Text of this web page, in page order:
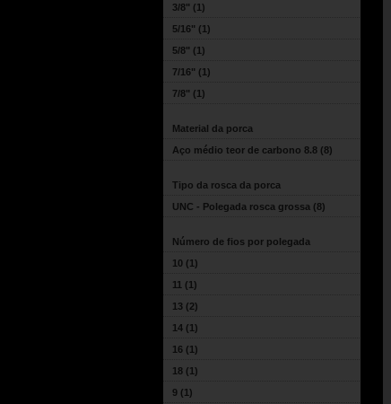
3/8" (1)
5/16" (1)
5/8" (1)
7/16" (1)
7/8" (1)
Material da porca
Aço médio teor de carbono 8.8 (8)
Tipo da rosca da porca
UNC - Polegada rosca grossa (8)
Número de fios por polegada
10 (1)
11 (1)
13 (2)
14 (1)
16 (1)
18 (1)
9 (1)